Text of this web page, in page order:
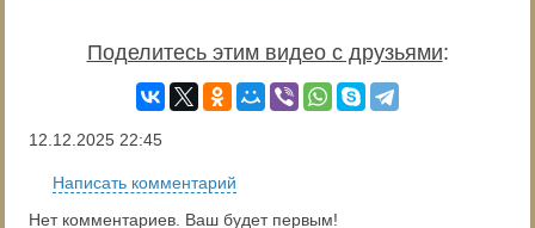
Поделитесь этим видео с друзьями:
12.12.2025 22:45
Написать комментарий
Нет комментариев. Ваш будет первым!